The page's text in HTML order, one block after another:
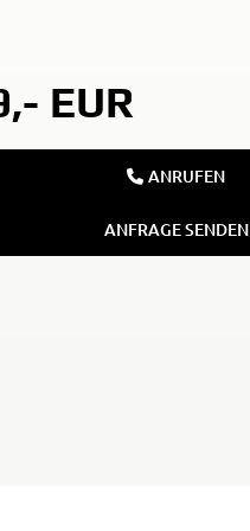
EUR
ANRUFEN
ANFRAGE SENDEN